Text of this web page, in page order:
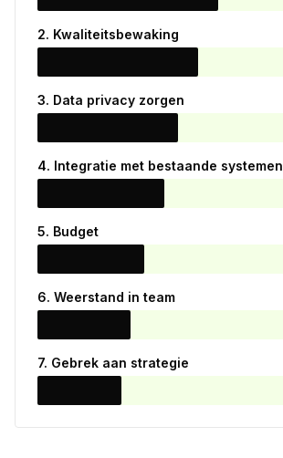
2. Kwaliteitsbewaking
3. Data privacy zorgen
4. Integratie met bestaande systemen
5. Budget
6. Weerstand in team
7. Gebrek aan strategie